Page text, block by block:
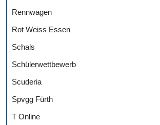
Rennwagen
Rot Weiss Essen
Schals
Schülerwettbewerb
Scuderia
Spvgg Fürth
T Online